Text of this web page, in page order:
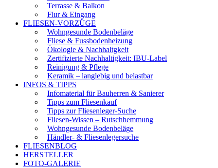
Terrasse & Balkon
Flur & Eingang
FLIESEN-VORZÜGE
Wohngesunde Bodenbeläge
Fliese & Fussbodenheizung
Ökologie & Nachhaltgkeit
Zertifizierte Nachhaltigkeit: IBU-Label
Reinigung & Pflege
Keramik – langlebig und belastbar
INFOS & TIPPS
Infomaterial für Bauherren & Sanierer
Tipps zum Fliesenkauf
Tipps zur Fliesenleger-Suche
Fliesen-Wissen – Rutschhemmung
Wohngesunde Bodenbeläge
Händler- & Fliesenlegersuche
FLIESENBLOG
HERSTELLER
FOTO-GALERIE